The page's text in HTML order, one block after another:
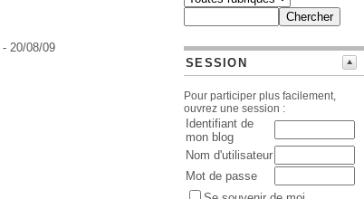
- 20/08/09
SESSION
Pour participer plus facilement,
ouvrez une session :
Identifiant de
mon blog
Nom d'utilisateur
Mot de passe